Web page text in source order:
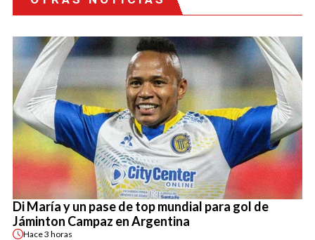
Di María y un pase de top mundial para gol de
Jáminton Campaz en Argentina
Hace3 horas